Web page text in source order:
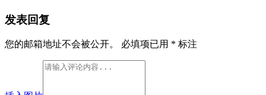
发表回复
您的邮箱地址不会被公开。 必填项已用 * 标注